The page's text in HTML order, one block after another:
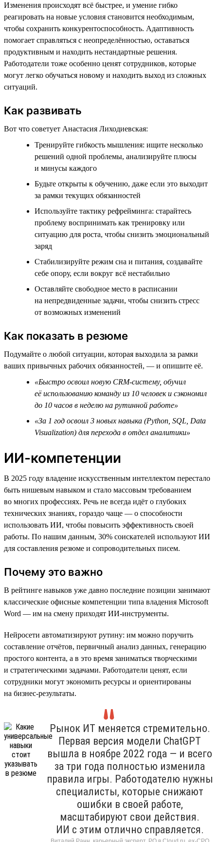
Изменения происходят всё быстрее, и умение гибко
реагировать на новые условия становится необходимым,
чтобы сохранить конкурентоспособность. Адаптивность
помогает справляться с неопределённостью, оставаться
продуктивным и находить нестандартные решения.
Работодатели тоже особенно ценят сотрудников, которые
могут легко обучаться новому и находить выход из сложных
ситуаций.
Как развивать
Вот что советует Анастасия Лиходиевская:
Тренируйте гибкость мышления: ищите несколько
решений одной проблемы, анализируйте плюсы
и минусы каждого
Будьте открыты к обучению, даже если это выходит
за рамки текущих обязанностей
Используйте тактику рефрейминга: старайтесь
проблему воспринимать как тренировку или
ситуацию для роста, чтобы снизить эмоциональный
заряд
Стабилизируйте режим сна и питания, создавайте
себе опору, если вокруг всё нестабильно
Оставляйте свободное место в расписании
на непредвиденные задачи, чтобы снизить стресс
от возможных изменений
Как показать в резюме
Подумайте о любой ситуации, которая выходила за рамки
ваших привычных рабочих обязанностей, — и опишите её.
«Быстро освоил новую CRM-систему, обучил
её использованию команду из 10 человек и сэкономил
до 10 часов в неделю на рутинной работе»
«За 1 год освоил 3 новых навыка (Python, SQL, Data
Visualization) для перехода в отдел аналитики»
ИИ-компетенции
В 2025 году владение искусственным интеллектом перестало
быть нишевым навыком и стало массовым требованием
во многих профессиях. Речь не всегда идёт о глубоких
технических знаниях, гораздо чаще — о способности
использовать ИИ, чтобы повысить эффективность своей
работы. По нашим данным, 30% соискателей используют ИИ
для составления резюме и сопроводительных писем.
Почему это важно
В рейтинге навыков уже давно последние позиции занимают
классические офисные компетенции типа владения Microsoft
Word — им на смену приходят ИИ-инструменты.
Нейросети автоматизируют рутину: им можно поручить
составление отчётов, первичный анализ данных, генерацию
простого контента, а в это время заниматься творческими
и стратегическими задачами. Работодатели ценят, если
сотрудники могут экономить ресурсы и ориентированы
на бизнес-результаты.
Рынок ИТ меняется стремительно.
Первая версия модели ChatGPT
вышла в ноябре 2022 года — и всего
за три года полностью изменила
правила игры. Работодателю нужны
специалисты, которые снижают
ошибки в своей работе,
масштабируют свои действия.
ИИ с этим отлично справляется.